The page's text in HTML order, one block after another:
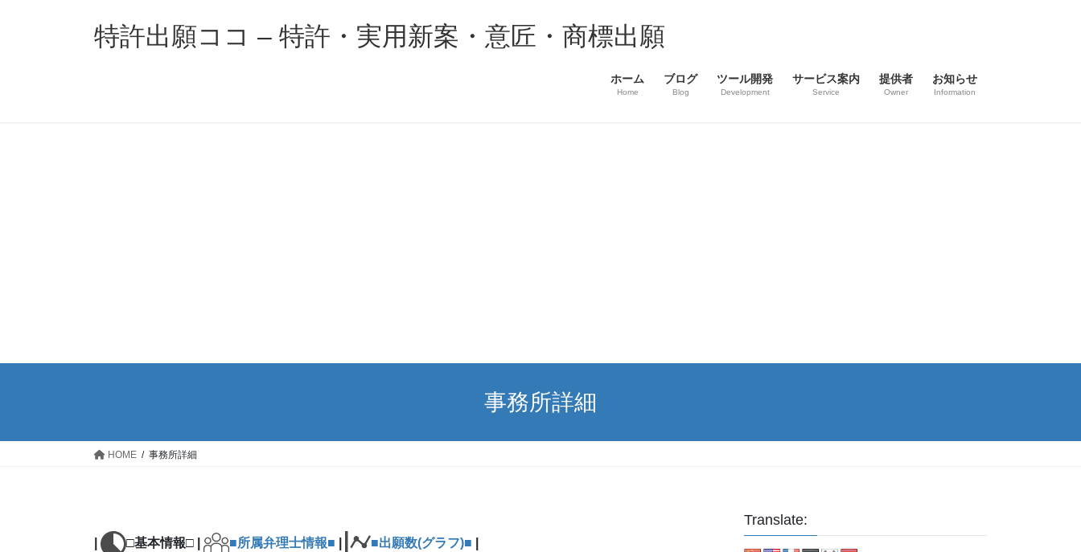
特許出願ココ – 特許・実用新案・意匠・商標出願
ホーム
Home
ブログ
Blog
ツール開発
Development
サービス案内
Service
提供者
Owner
お知らせ
Information
事務所詳細
HOME 事務所詳細
□基本情報□ | ■所属弁理士情報■ ■出願数(グラフ)■
Translate: